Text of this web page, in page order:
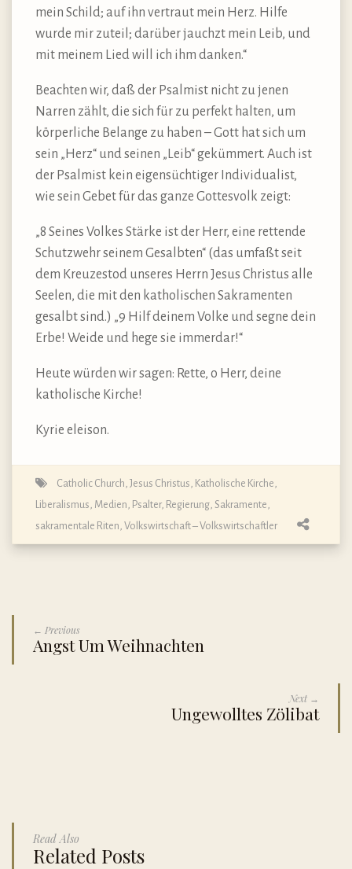
mein Schild; auf ihn vertraut mein Herz. Hilfe
wurde mir zuteil; darüber jauchzt mein Leib, und
mit meinem Lied will ich ihm danken.“
Beachten wir, daß der Psalmist nicht zu jenen
Narren zählt, die sich für zu perfekt halten, um
körperliche Belange zu haben – Gott hat sich um
sein „Herz“ und seinen „Leib“ gekümmert. Auch ist
der Psalmist kein eigensüchtiger Individualist,
wie sein Gebet für das ganze Gottesvolk zeigt:
„8 Seines Volkes Stärke ist der Herr, eine rettende
Schutzwehr seinem Gesalbten“ (das umfaßt seit
dem Kreuzestod unseres Herrn Jesus Christus alle
Seelen, die mit den katholischen Sakramenten
gesalbt sind.) „9 Hilf deinem Volke und segne dein
Erbe! Weide und hege sie immerdar!“
Heute würden wir sagen: Rette, o Herr, deine
katholische Kirche!
Kyrie eleison.
Catholic Church Jesus Christus Katholische Kirche
Liberalismus Medien Psalter, Regierung Sakramente,
sakramentale Riten Volkswirtschaft – Volkswirtschaftler
← Previous
Angst Um Weihnachten
Next →
Ungewolltes Zölibat
Read Also
Related Posts